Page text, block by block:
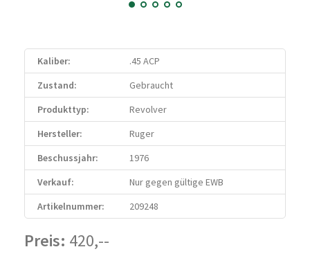
Kaliber:
.45 ACP
Zustand:
Gebraucht
Produkttyp:
Revolver
Hersteller:
Ruger
Beschussjahr:
1976
Verkauf:
Nur gegen gültige EWB
Artikelnummer:
209248
Preis: 420,--